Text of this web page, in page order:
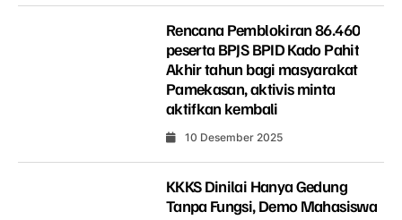
Rencana Pemblokiran 86.460
peserta BPJS BPID Kado Pahit
Akhir tahun bagi masyarakat
Pamekasan, aktivis minta
aktifkan kembali
10 Desember 2025
KKKS Dinilai Hanya Gedung
Tanpa Fungsi, Demo Mahasiswa